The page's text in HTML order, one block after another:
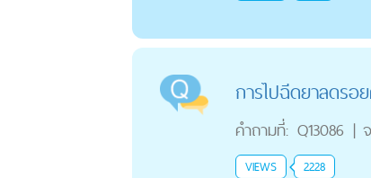
การไปฉีดยาลดรอ
คำถามที่: Q13086 |
VIEWS 2228